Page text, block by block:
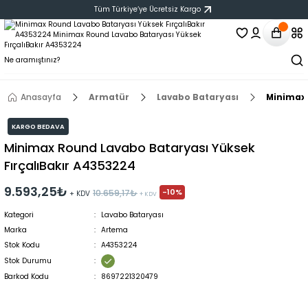
Tüm Türkiye‘ye Ücretsiz Kargo
Anasayfa Armatür Lavabo Bataryası Minimax
KARGO BEDAVA
Minimax Round Lavabo Bataryası Yüksek
FırçalıBakır A4353224
9.593,25₺ + KDV 10.659,17₺ + KDV -10%
Kategori
Lavabo Bataryası
Marka
Artema
Stok Kodu
A4353224
Stok Durumu
Barkod Kodu
8697221320479